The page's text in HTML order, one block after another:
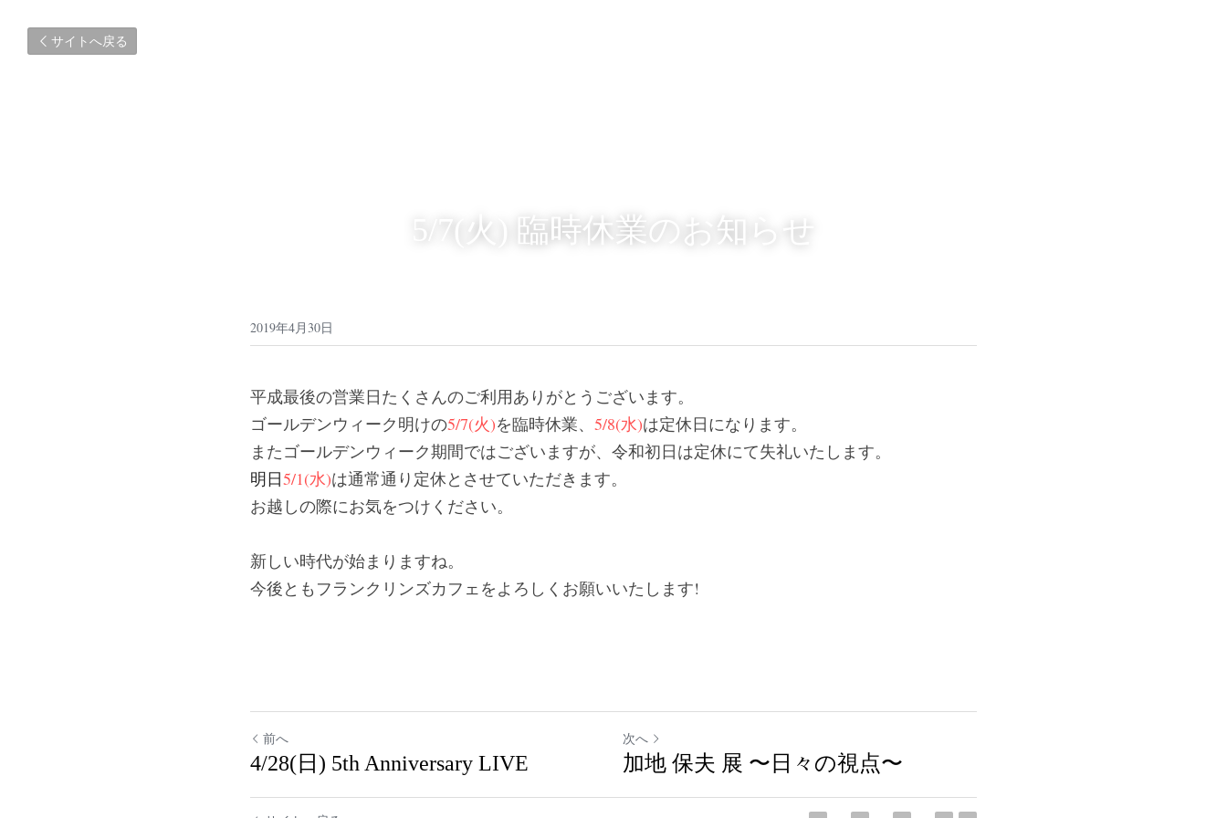
サイトへ戻る
5/7(火) 臨時休業のお知らせ
2019年4月30日
平成最後の営業日たくさんのご利用ありがとうございます。
ゴールデンウィーク明けの5/7(火)を臨時休業、 5/8(水)は定休日になります。
またゴールデンウィーク期間ではございますが、令和初日は定休にて失礼いたします。
明日5/1(水)は通常通り定休とさせていただきます。
お越しの際にお気をつけください。
新しい時代が始まりますね。
今後ともフランクリンズカフェをよろしくお願いいたします!
前へ
4/28(日) 5th Anniversary LIVE
次へ
加地 保夫 展 〜日々の視点〜